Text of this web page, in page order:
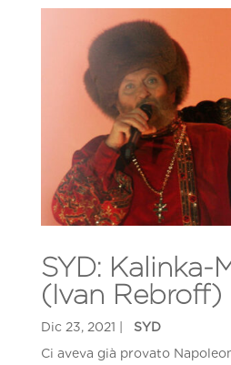
SYD: Kalinka-
(Ivan Rebroff)
Ci aveva già provato